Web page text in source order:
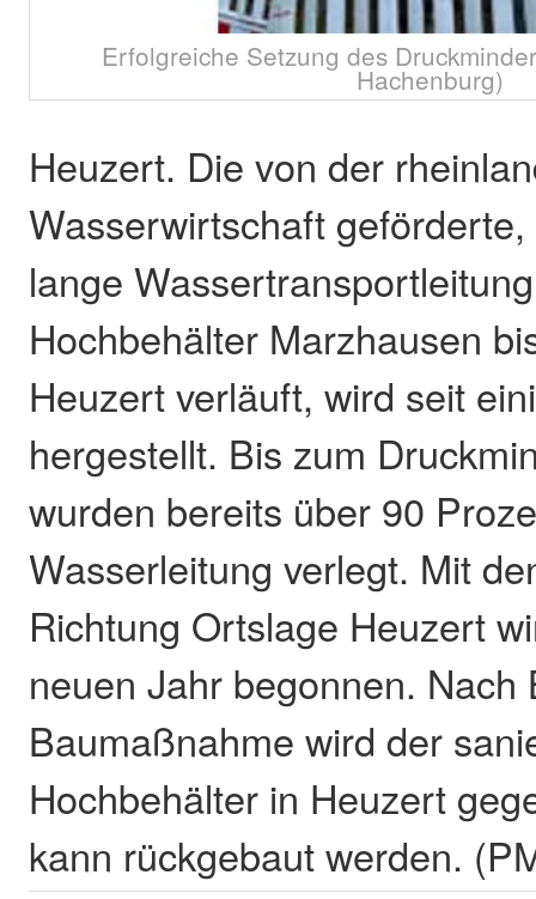
Erfolgreiche Setzung des
Hachenburg)
Heuzert. Die von der
Wasserwirtschaft
lange
Hochbehälter Marzhausen
Heuzert verläuft, wird seit
hergestellt. Bis zum
wurden bereits über 90
Wasserleitung verlegt. Mit
Richtung Ortslage Heuzert
neuen Jahr begonnen. Nach
Baumaßnahme wird der
Hochbehälter in Heuzert
kann rückgebaut werden.